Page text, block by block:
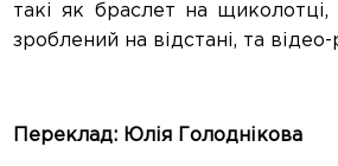
такі як браслет на щиколотці,
зроблений на відстані, та
Переклад: Юлія Голоднікова